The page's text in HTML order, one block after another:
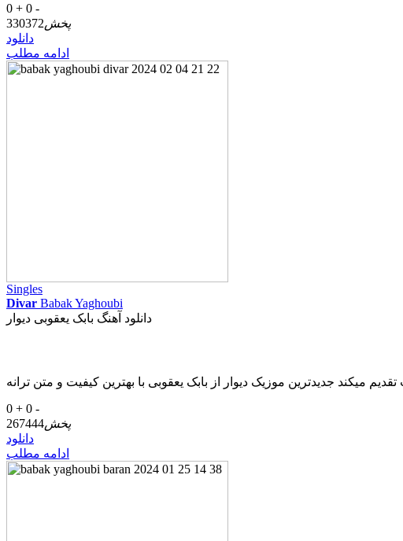
0 + 0 -
پخش330372
دانلود
ادامه مطلب
Singles
Divar Babak Yaghoubi
دانلود آهنگ بابک یعقوبی دیوار
0 + 0 -
پخش267444
دانلود
ادامه مطلب